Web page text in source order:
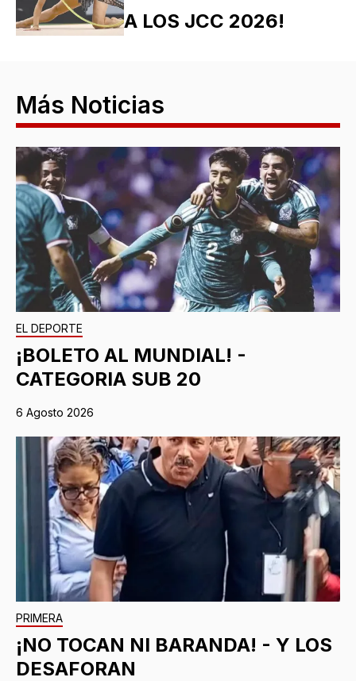
A LOS JCC 2026!
Más Noticias
EL DEPORTE
¡BOLETO AL MUNDIAL! -
CATEGORIA SUB 20
6 Agosto 2026
PRIMERA
¡NO TOCAN NI BARANDA! - Y LOS
DESAFORAN